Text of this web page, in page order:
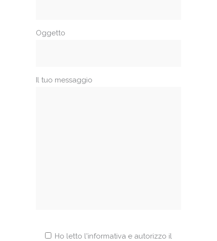
Oggetto
Il tuo messaggio
Ho letto l'informativa e autorizzo il